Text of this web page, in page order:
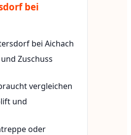
bei
bei Aichach
Zuschuss
vergleichen
und
oder